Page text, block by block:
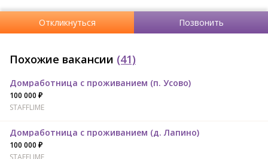
Откликнуться Позвонить
Похожие вакансии (41)
Домработница с проживанием (п. Усово)
100 000 ₽
STAFFLIME
Домработница с проживанием (д. Лапино)
100 000 ₽
STAFFLIME